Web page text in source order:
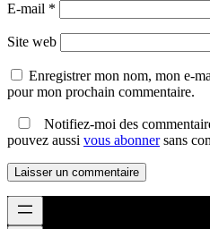
E-mail *
Site web
Enregistrer mon nom, mon e-
pour mon prochain commentaire.
Notifiez-moi des
pouvez aussi vous abonnersans